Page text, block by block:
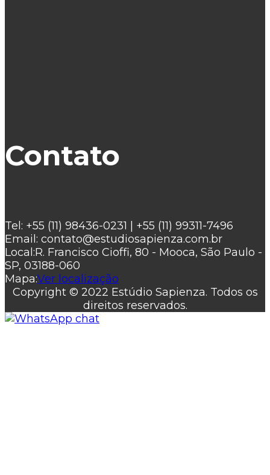
Contato
Tel: +55 (11) 98436-0231 | +55 (11) 99311-7496
Email: contato@estudiosapienza.com.br
Local:R. Francisco Cioffi, 80 - Mooca, São Paulo -
SP, 03188-060
Mapa:Ver localização
Copyright © 2022 Estúdio Sapienza. Todos os
direitos reservados.